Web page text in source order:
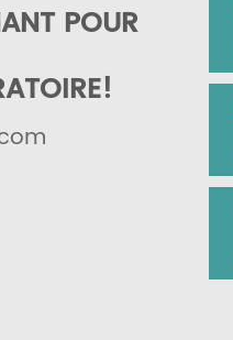
POUR